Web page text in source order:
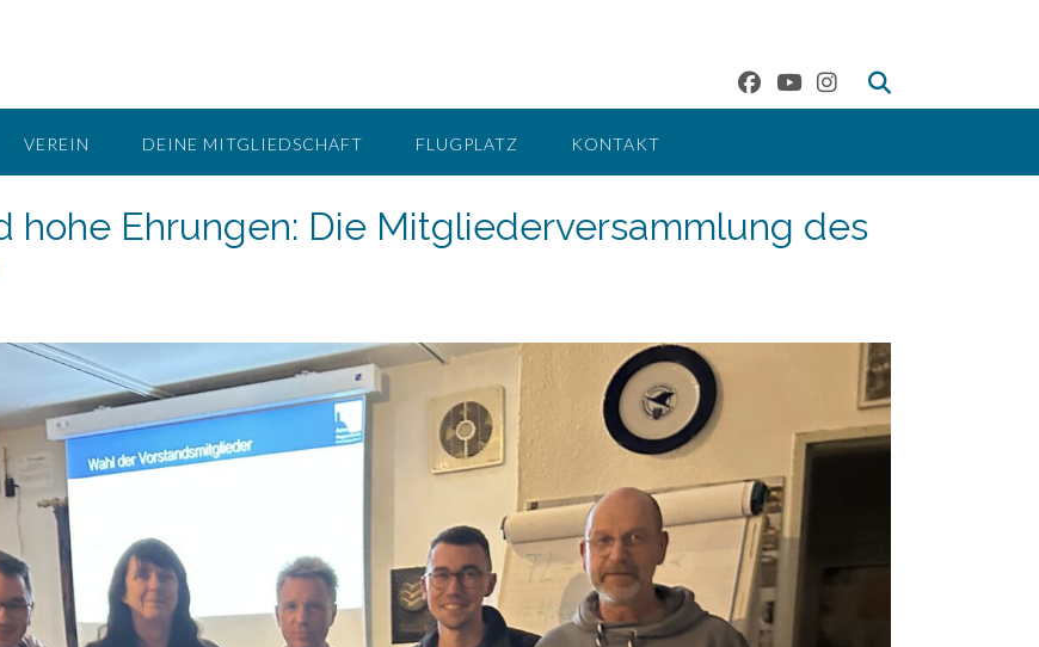
VEREIN DEINE MITGLIEDSCHAFT FLUGPLATZ KONTAKT
hohe Ehrungen: Die Mitgliederversammlung des